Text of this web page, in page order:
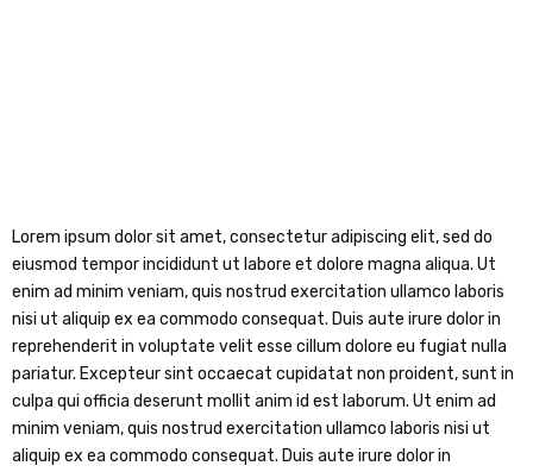
Lorem ipsum dolor sit amet, consectetur adipiscing elit, sed do
eiusmod tempor incididunt ut labore et dolore magna aliqua. Ut
enim ad minim veniam, quis nostrud exercitation ullamco laboris
nisi ut aliquip ex ea commodo consequat. Duis aute irure dolor in
reprehenderit in voluptate velit esse cillum dolore eu fugiat nulla
pariatur. Excepteur sint occaecat cupidatat non proident, sunt in
culpa qui officia deserunt mollit anim id est laborum. Ut enim ad
minim veniam, quis nostrud exercitation ullamco laboris nisi ut
aliquip ex ea commodo consequat. Duis aute irure dolor in